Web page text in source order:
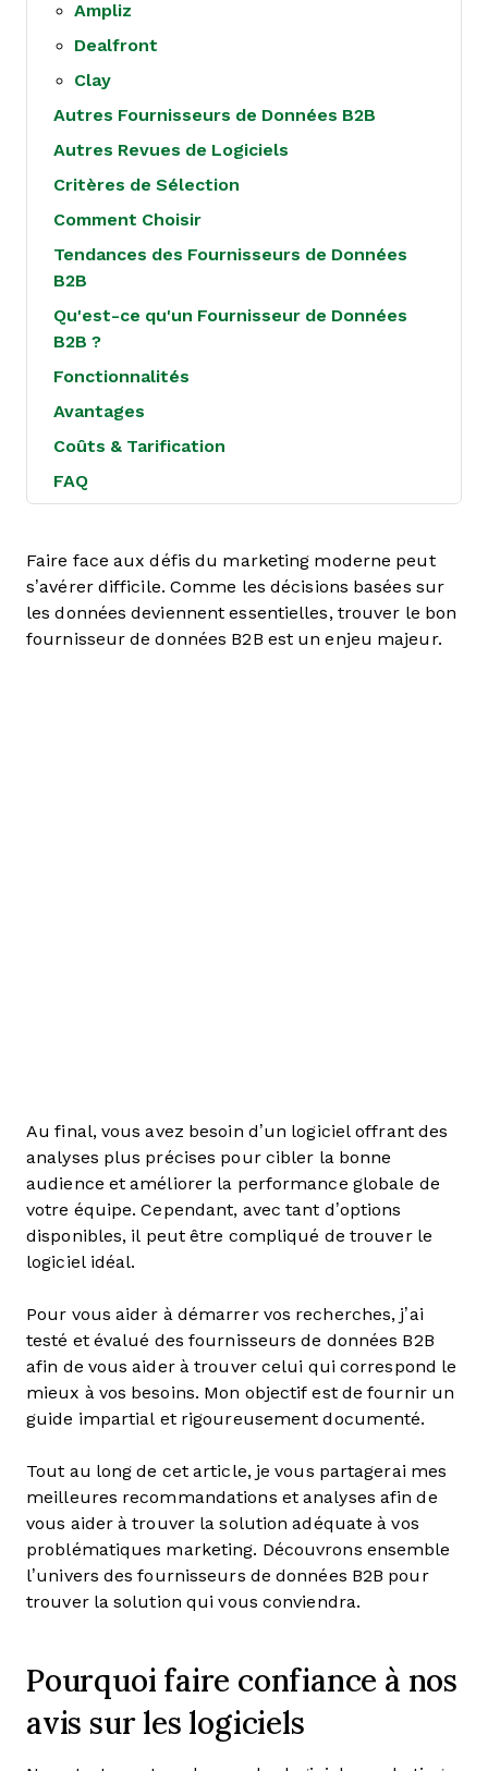
Ampliz
Dealfront
Clay
Autres Fournisseurs de Données B2B
Autres Revues de Logiciels
Critères de Sélection
Comment Choisir
Tendances des Fournisseurs de Données
B2B
Qu'est-ce qu'un Fournisseur de Données
B2B ?
Fonctionnalités
Avantages
Coûts & Tarification
FAQ
Faire face aux défis du marketing moderne peut
s’avérer difficile. Comme les décisions basées sur
les données deviennent essentielles, trouver le bon
fournisseur de données B2B est un enjeu majeur.
Au final, vous avez besoin d’un logiciel offrant des
analyses plus précises pour cibler la bonne
audience et améliorer la performance globale de
votre équipe. Cependant, avec tant d’options
disponibles, il peut être compliqué de trouver le
logiciel idéal.
Pour vous aider à démarrer vos recherches, j’ai
testé et évalué des fournisseurs de données B2B
afin de vous aider à trouver celui qui correspond le
mieux à vos besoins. Mon objectif est de fournir un
guide impartial et rigoureusement documenté.
Tout au long de cet article, je vous partagerai mes
meilleures recommandations et analyses afin de
vous aider à trouver la solution adéquate à vos
problématiques marketing. Découvrons ensemble
l’univers des fournisseurs de données B2B pour
trouver la solution qui vous conviendra.
Pourquoi faire confiance à nos
avis sur les logiciels